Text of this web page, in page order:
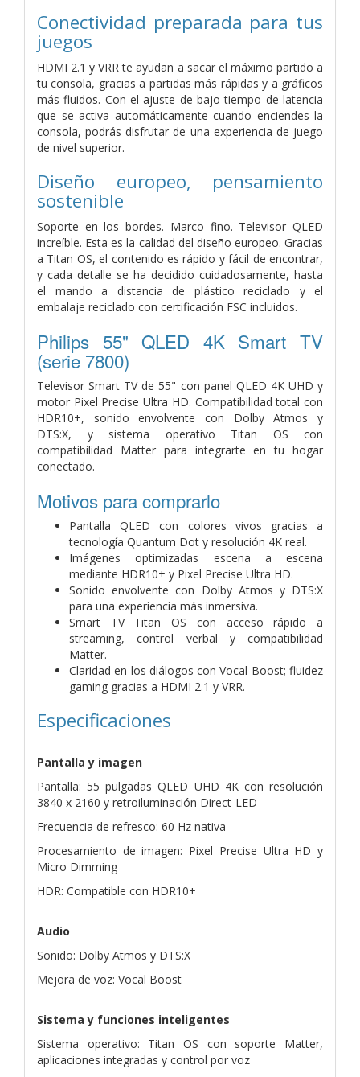
Conectividad preparada para tus
juegos
HDMI 2.1 y VRR te ayudan a sacar el máximo partido a
tu consola, gracias a partidas más rápidas y a gráficos
más fluidos. Con el ajuste de bajo tiempo de latencia
que se activa automáticamente cuando enciendes la
consola, podrás disfrutar de una experiencia de juego
de nivel superior.
Diseño europeo, pensamiento
sostenible
Soporte en los bordes. Marco fino. Televisor QLED
increíble. Esta es la calidad del diseño europeo. Gracias
a Titan OS, el contenido es rápido y fácil de encontrar,
y cada detalle se ha decidido cuidadosamente, hasta
el mando a distancia de plástico reciclado y el
embalaje reciclado con certificación FSC incluidos.
Philips 55" QLED 4K Smart TV
(serie 7800)
Televisor Smart TV de 55" con panel QLED 4K UHD y
motor Pixel Precise Ultra HD. Compatibilidad total con
HDR10+, sonido envolvente con Dolby Atmos y
DTS:X, y sistema operativo Titan OS con
compatibilidad Matter para integrarte en tu hogar
conectado.
Motivos para comprarlo
Pantalla QLED con colores vivos gracias a
tecnología Quantum Dot y resolución 4K real.
Imágenes optimizadas escena a escena
mediante HDR10+ y Pixel Precise Ultra HD.
Sonido envolvente con Dolby Atmos y DTS:X
para una experiencia más inmersiva.
Smart TV Titan OS con acceso rápido a
streaming, control verbal y compatibilidad
Matter.
Claridad en los diálogos con Vocal Boost; fluidez
gaming gracias a HDMI 2.1 y VRR.
Especificaciones
Pantalla y imagen
Pantalla: 55 pulgadas QLED UHD 4K con resolución
3840 x 2160 y retroiluminación Direct-LED
Frecuencia de refresco: 60 Hz nativa
Procesamiento de imagen: Pixel Precise Ultra HD y
Micro Dimming
HDR: Compatible con HDR10+
Audio
Sonido: Dolby Atmos y DTS:X
Mejora de voz: Vocal Boost
Sistema y funciones inteligentes
Sistema operativo: Titan OS con soporte Matter,
aplicaciones integradas y control por voz